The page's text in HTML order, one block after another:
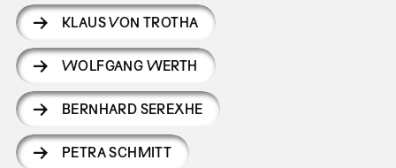
KLAUS VON TROTHA
WOLFGANG WERTH
BERNHARD SEREXHE
PETRA SCHMITT